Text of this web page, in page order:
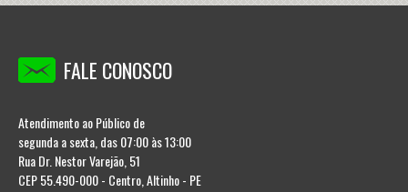
FALE CONOSCO
Atendimento ao Público de
segunda a sexta, das 07:00 às 13:00
Rua Dr. Nestor Varejão, 51
CEP 55.490-000 - Centro, Altinho - PE